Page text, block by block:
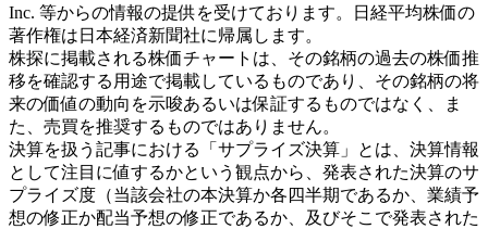
Inc. 等からの情報の提供を受けております。日経平均株価の
著作権は日本経済新聞社に帰属します。
株探に掲載される株価チャートは、その銘柄の過去の株価推
移を確認する用途で掲載しているものであり、その銘柄の将
来の価値の動向を示唆あるいは保証するものではなく、ま
た、売買を推奨するものではありません。
決算を扱う記事における「サプライズ決算」とは、決算情報
として注目に値するかという観点から、発表された決算のサ
プライズ度（当該会社の本決算か各四半期であるか、業績予
想の修正か配当予想の修正であるか、及びそこで発表された